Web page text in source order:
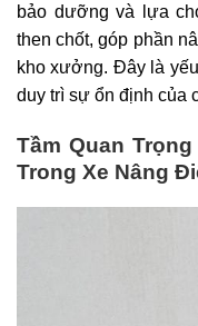
bảo dưỡng và lựa
then chốt, góp phần
kho xưởng. Đây là
duy trì sự ổn định của
Tầm Quan
Trong Xe Nâng